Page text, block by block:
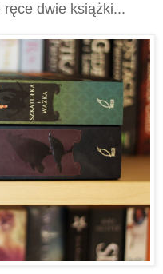
ręce dwie książki...